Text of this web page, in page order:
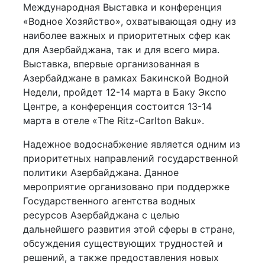
Международная Выставка и конференция
«Водное Хозяйство», охватывающая одну из
наиболее важных и приоритетных сфер как
для Азербайджана, так и для всего мира.
Выставка, впервые организованная в
Азербайджане в рамках Бакинской Водной
Недели, пройдет 12-14 марта в Баку Экспо
Центре, а конференция состоится 13-14
марта в отеле «The Ritz-Carlton Baku».
Надежное водоснабжение является одним из
приоритетных направлений государственной
политики Азербайджана. Данное
мероприятие организовано при поддержке
Государственного агентства водных
ресурсов Азербайджана с целью
дальнейшего развития этой сферы в стране,
обсуждения существующих трудностей и
решений, а также предоставления новых